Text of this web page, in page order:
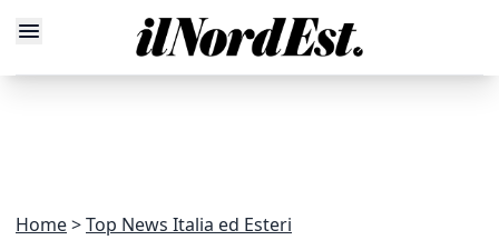
Home Top News Italia ed Esteri